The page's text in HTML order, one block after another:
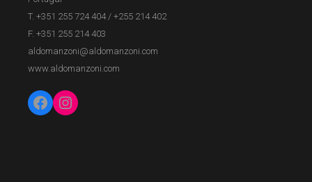
T. +351 255 724 404/+255 214 402
F. +351 255 214 403
aldomanzoni@aldomanzoni.com
www.aldomanzoni.com